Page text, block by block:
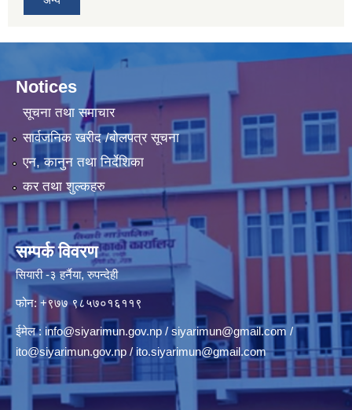
Notices
सूचना तथा समाचार
सार्वजनिक खरीद /बोलपत्र सूचना
एन, कानुन तथा निर्देशिका
कर तथा शुल्कहरु
सम्पर्क विवरण
सियारी -३ हर्नैया, रुपन्देही
फोन: +९७७ ९८५७०१६११९
ईमेल : info@siyarimun.gov.np / siyarimun@gmail.com /
ito@siyarimun.gov.np / ito.siyarimun@gmail.com